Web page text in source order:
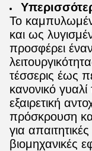
Το
και ως
προσφέρει
τέσσερις έως
κανονικό
εξαιρετική
πρόσκρουση
για
βιομηχανικές